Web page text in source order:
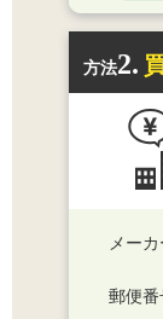
方法2.
メーカ
郵便番